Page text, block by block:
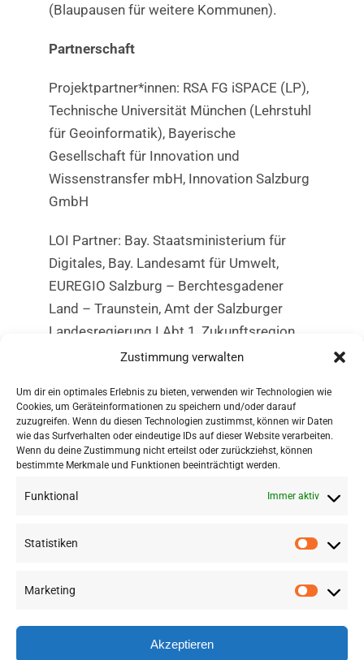
Zustimmung verwalten
Um dir ein optimales Erlebnis zu bieten, verwenden wir Technologien wie
Cookies, um Geräteinformationen zu speichern und/oder darauf
zuzugreifen. Wenn du diesen Technologien zustimmst, können wir Daten
wie das Surfverhalten oder eindeutige IDs auf dieser Website verarbeiten.
Wenn du deine Zustimmung nicht erteilst oder zurückziehst, können
bestimmte Merkmale und Funktionen beeinträchtigt werden.
Funktional Immer aktiv
Statistiken
Marketing
Akzeptieren
(Blaupausen für weitere Kommunen).
Partnerschaft
Projektpartner*innen: RSA FG iSPACE (LP),
Technische Universität München (Lehrstuhl
für Geoinformatik), Bayerische
Gesellschaft für Innovation und
Wissenstransfer mbH, Innovation Salzburg
GmbH
LOI Partner: Bay. Staatsministerium für
Digitales, Bay. Landesamt für Umwelt,
EUREGIO Salzburg – Berchtesgadener
Land – Traunstein, Amt der Salzburger
Landesregierung I Abt 1, Zukunftsregion
Rupertiwinkel, Regionalverbände Pinzgau
Gemeinden St.Martin bei Lofer und
Kirchanschöring
©2026 RSA FG | Presse|AGB|